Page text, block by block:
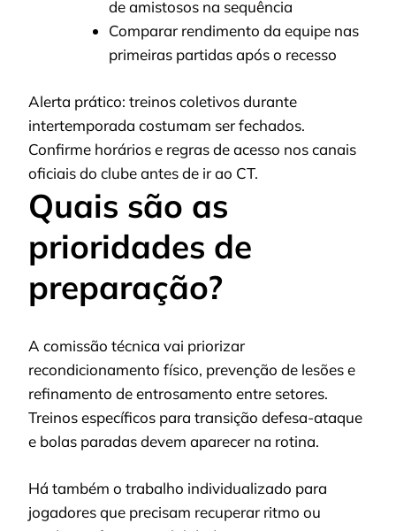
de amistosos na sequência
Comparar rendimento da equipe nas
primeiras partidas após o recesso
Alerta prático: treinos coletivos durante
intertemporada costumam ser fechados.
Confirme horários e regras de acesso nos canais
oficiais do clube antes de ir ao CT.
Quais são as
prioridades de
preparação?
A comissão técnica vai priorizar
recondicionamento físico, prevenção de lesões e
refinamento de entrosamento entre setores.
Treinos específicos para transição defesa-ataque
e bolas paradas devem aparecer na rotina.
Há também o trabalho individualizado para
jogadores que precisam recuperar ritmo ou